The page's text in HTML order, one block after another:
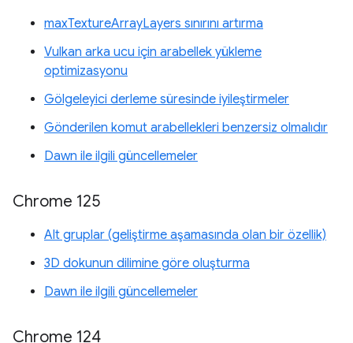
maxTextureArrayLayers sınırını artırma
Vulkan arka ucu için arabellek yükleme
optimizasyonu
Gölgeleyici derleme süresinde iyileştirmeler
Gönderilen komut arabellekleri benzersiz olmalıdır
Dawn ile ilgili güncellemeler
Chrome 125
Alt gruplar (geliştirme aşamasında olan bir özellik)
3D dokunun dilimine göre oluşturma
Dawn ile ilgili güncellemeler
Chrome 124